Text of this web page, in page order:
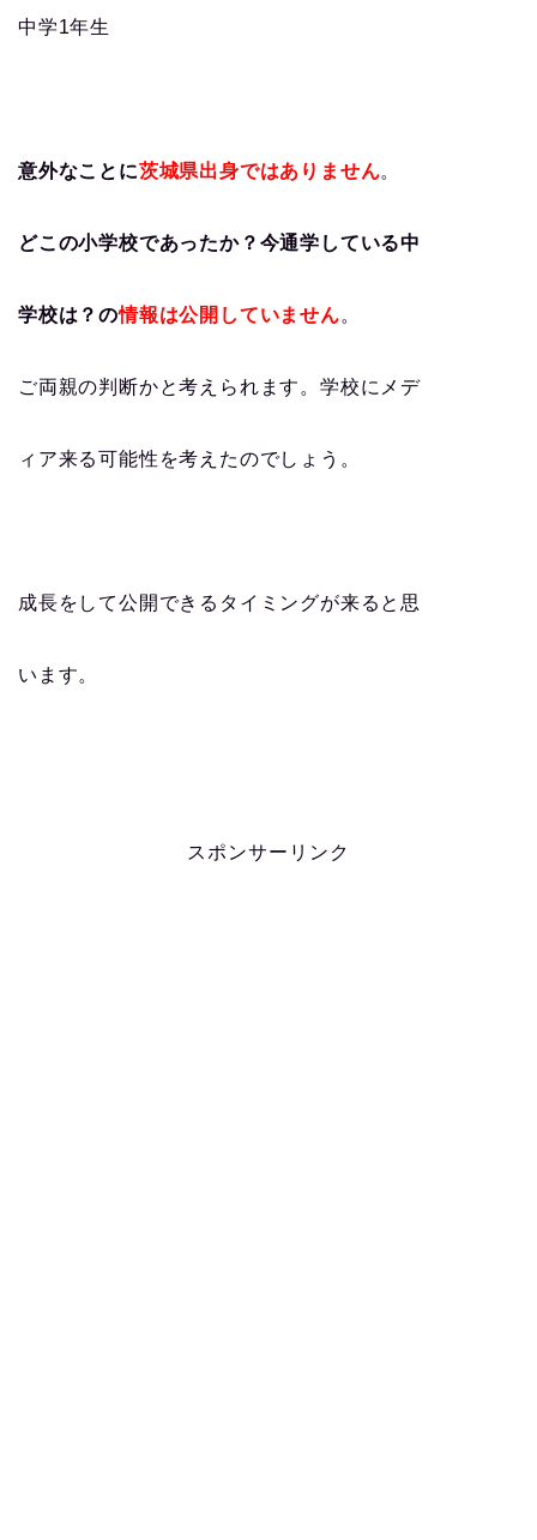
中学1年生
意外なことに茨城県出身ではありません。
どこの小学校であったか？今通学している中
学校は？の情報は公開していません。
ご両親の判断かと考えられます。学校にメデ
ィア来る可能性を考えたのでしょう。
成長をして公開できるタイミングが来ると思
います。
スポンサーリンク